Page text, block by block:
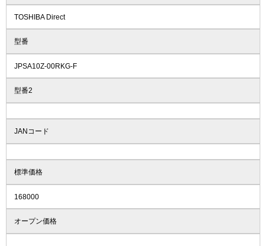
TOSHIBA Direct
型番
JPSA10Z-00RKG-F
型番2
JANコード
標準価格
168000
オープン価格